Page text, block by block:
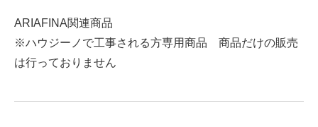
ARIAFINA関連商品
※ハウジーノで工事される方専用商品 商品だけの販売
は行っておりません